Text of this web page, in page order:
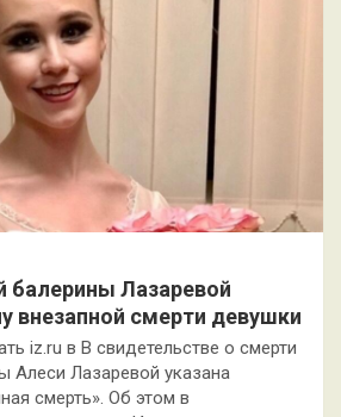
балерины Лазаревой
внезапной смерти девушки
iz.ru в В свидетельстве о смерти
Алеси Лазаревой указана
смерть». Об этом в